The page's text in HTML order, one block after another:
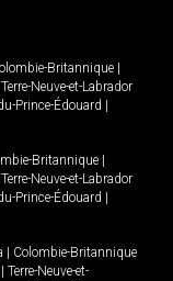
Britannique
Terre-Neuve-et-Labrador
du-Prince-Édouard
Britannique
Terre-Neuve-et-Labrador
du-Prince-Édouard
Colombie-Britannique
Terre-Neuve-et-